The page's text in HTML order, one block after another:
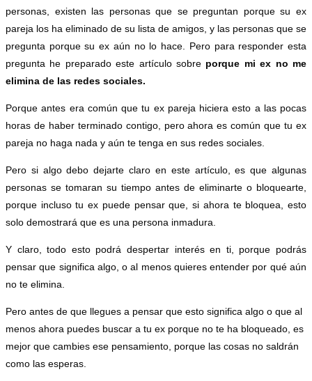
personas, existen las personas que se preguntan porque su ex
pareja los ha eliminado de su lista de amigos, y las personas que se
pregunta porque su ex aún no lo hace. Pero para responder esta
pregunta he preparado este artículo sobre porque mi ex no me
elimina de las redes sociales.
Porque antes era común que tu ex pareja hiciera esto a las pocas
horas de haber terminado contigo, pero ahora es común que tu ex
pareja no haga nada y aún te tenga en sus redes sociales.
Pero si algo debo dejarte claro en este artículo, es que algunas
personas se tomaran su tiempo antes de eliminarte o bloquearte,
porque incluso tu ex puede pensar que, si ahora te bloquea, esto
solo demostrará que es una persona inmadura.
Y claro, todo esto podrá despertar interés en ti, porque podrás
pensar que significa algo, o al menos quieres entender por qué aún
no te elimina.
Pero antes de que llegues a pensar que esto significa algo o que al
menos ahora puedes buscar a tu ex porque no te ha bloqueado, es
mejor que cambies ese pensamiento, porque las cosas no saldrán
como las esperas.